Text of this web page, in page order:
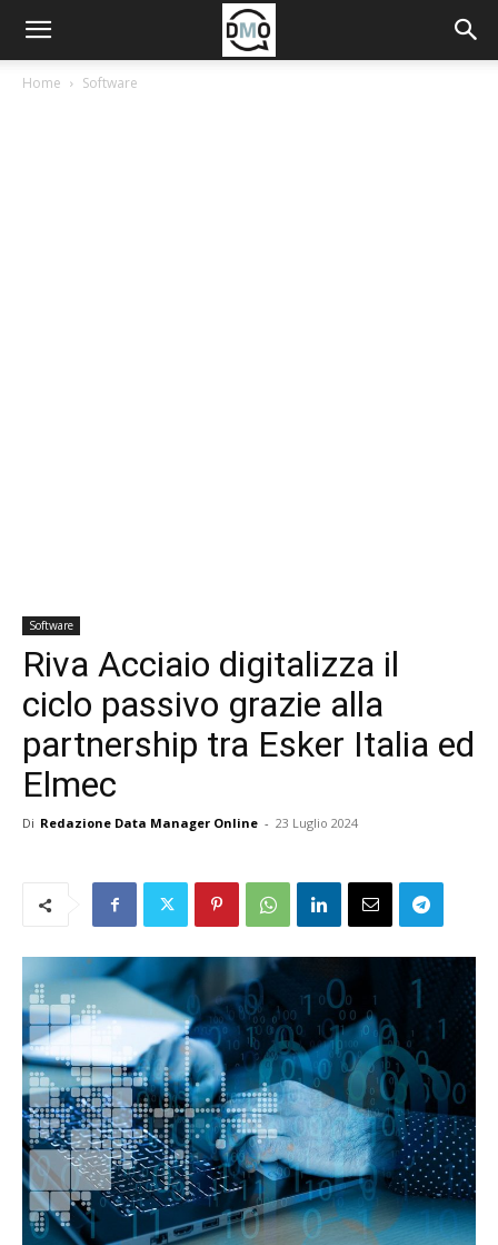
Home Software
Software
Riva Acciaio digitalizza il
ciclo passivo grazie alla
partnership tra Esker Italia ed
Elmec
Di Redazione Data Manager Online - 23 Luglio 2024